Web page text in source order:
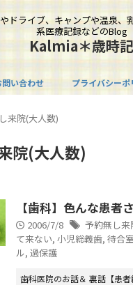
ドライブ、キャンプや温泉、
系医療記録などのBlog
Kalmia＊歳時記
問い合わせ プライバシーポ
来院(大人数)
院(大人数)
【歯科】色んな患者
2006/7/8 予約無し来
て来ない, 小児総義歯, 待合
ル, 過保護
歯科医院のお話＆ 裏話【患者